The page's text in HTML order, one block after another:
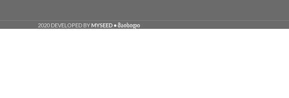
2020 DEVELOPED BYMYSEED • მაისიდი